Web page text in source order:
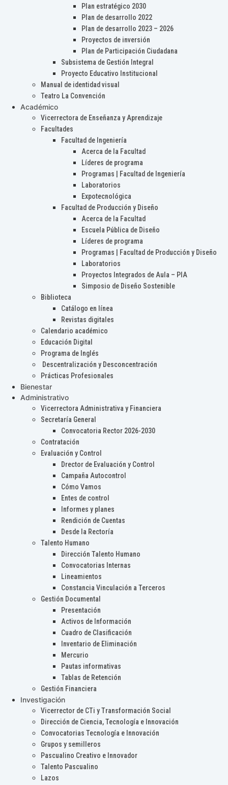
Plan estratégico 2030
Plan de desarrollo 2022
Plan de desarrollo 2023 – 2026
Proyectos de inversión
Plan de Participación Ciudadana
Subsistema de Gestión Integral
Proyecto Educativo Institucional
Manual de identidad visual
Teatro La Convención
Académico
Vicerrectora de Enseñanza y Aprendizaje
Facultades
Facultad de Ingeniería
Acerca de la Facultad
Líderes de programa
Programas | Facultad de Ingeniería
Laboratorios
Expotecnológica
Facultad de Producción y Diseño
Acerca de la Facultad
Escuela Pública de Diseño
Líderes de programa
Programas | Facultad de Producción y Diseño
Laboratorios
Proyectos Integrados de Aula – PIA
Simposio de Diseño Sostenible
Biblioteca
Catálogo en línea
Revistas digitales
Calendario académico
Educación Digital
Programa de Inglés
Descentralización y Desconcentración
Prácticas Profesionales
Bienestar
Administrativo
Vicerrectora Administrativa y Financiera
Secretaría General
Convocatoria Rector 2026-2030
Contratación
Evaluación y Control
Drector de Evaluación y Control
Campaña Autocontrol
Cómo Vamos
Entes de control
Informes y planes
Rendición de Cuentas
Desde la Rectoría
Talento Humano
Dirección Talento Humano
Convocatorias Internas
Lineamientos
Constancia Vinculación a Terceros
Gestión Documental
Presentación
Activos de Información
Cuadro de Clasificación
Inventario de Eliminación
Mercurio
Pautas informativas
Tablas de Retención
Gestión Financiera
Investigación
Vicerrector de CTi y Transformación Social
Dirección de Ciencia, Tecnología e Innovación
Convocatorias Tecnología e Innovación
Grupos y semilleros
Pascualino Creativo e Innovador
Talento Pascualino
Lazos